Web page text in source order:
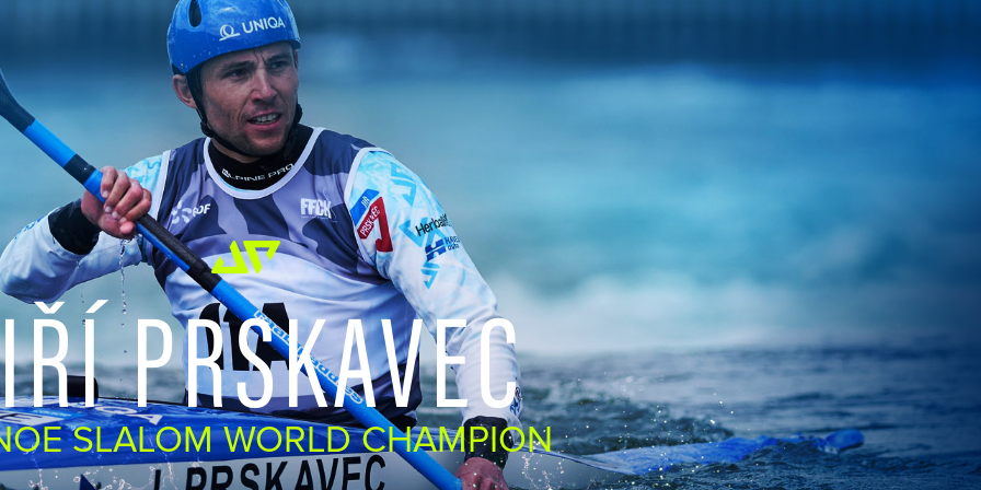
PRSKAVEC
SLALOM WORLD CHAMPION